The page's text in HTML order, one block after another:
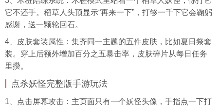
它不还手。稻草人头顶显示“再来一下”，打够一千下它会鞠躬
感谢，送一颗轮回石。
4、皮肤套装属性：集齐同一主题的五件皮肤，比如夏日祭套
装。穿上后额外增加百分之五暴击率，皮肤碎片从每日任务
里攒。
点杀妖怪完整版手游玩法
1、点击屏幕攻击：主页面只有一个妖怪头像 ，手指点一下打